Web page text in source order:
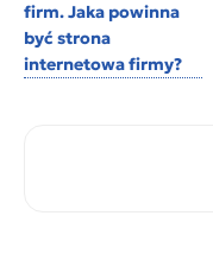
firm. Jaka powinna
być strona
internetowa firmy?